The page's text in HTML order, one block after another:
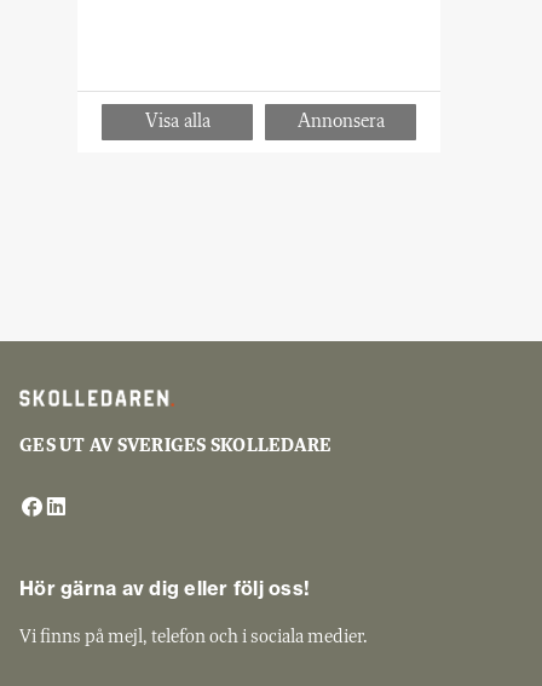
GES UT AV SVERIGES SKOLLEDARE
Hör gärna av dig eller följ oss!
Vi finns på mejl, telefon och i sociala medier.